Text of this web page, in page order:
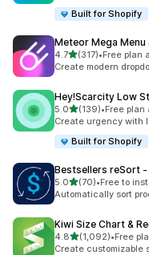
Built for Shopify
Meteor Mega Menu
4.7滿分 5 顆星
(317)
共有 317 則評價
•Free plan
Create modern
Hey!Scarcity Low
5.0滿分 5 顆星
(139)
共有 139 則評價
•Free plan
Create urgency with
Built for Shopify
Bestsellers reSort
5.0滿分 5 顆星
(70)
共有 70 則評價
•Free to
Automatically sort
Kiwi Size Chart &
4.8滿分 5 顆星
(1,092)
共有 1092 則評價
•Free
Create customizable